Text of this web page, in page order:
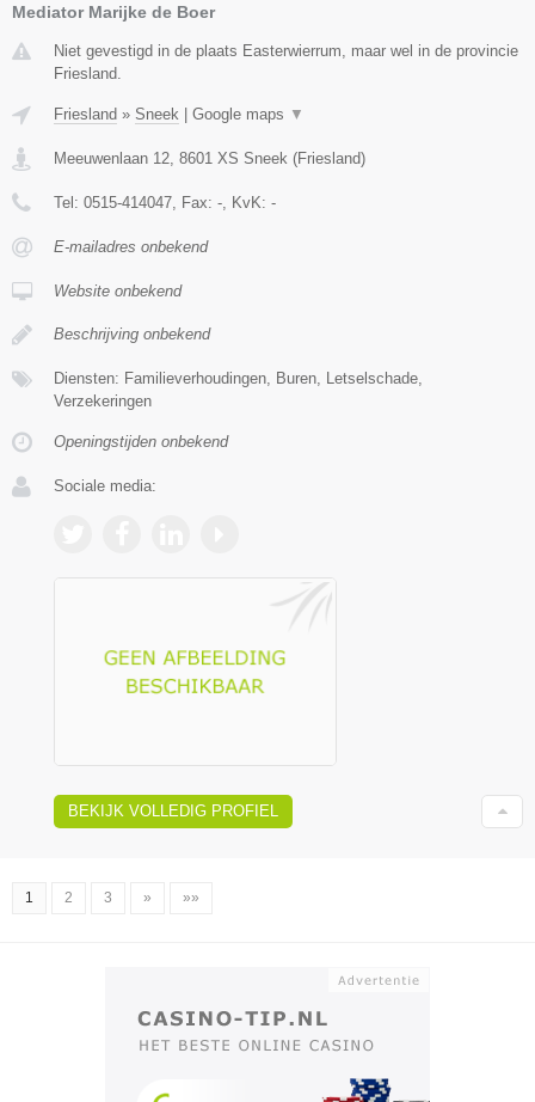
Mediator Marijke de Boer
Niet gevestigd in de plaats Easterwierrum, maar wel in de provincie
Friesland.
Friesland » Sneek Google maps ▼
Meeuwenlaan 12 8601 XS Sneek (Friesland)
Tel: 0515-414047 , Fax: - , KvK: -
E-mailadres onbekend
Website onbekend
Beschrijving onbekend
Diensten: Familieverhoudingen, Buren, Letselschade,
Verzekeringen
Openingstijden onbekend
Sociale media:
BEKIJK VOLLEDIG PROFIEL
1 2 3 » »»